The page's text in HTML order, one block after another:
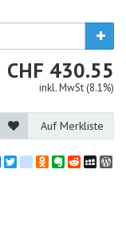
CHF CHF
430.55
inkl. MwSt (8.1%)
Auf Merkliste
Facebook
Twittergoogle_bookmarks
Odnoklassniki
Evernote
Reddit